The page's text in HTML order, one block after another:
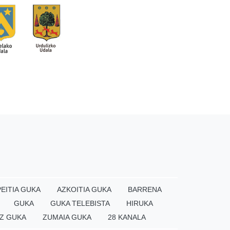
GUKA AZKOITIA GUKA
BARRENA
GUKA
GUKA TELEBISTA
HIRUKA
GUKA
ZUMAIA GUKA 28 KANALA